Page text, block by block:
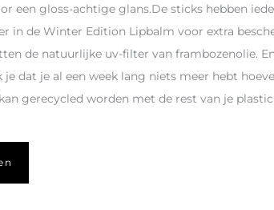
een gloss-achtige glans.De sticks hebben
in de Winter Edition Lipbalm voor extra
de natuurlijke uv-filter van frambozenolie.
dat je al een week lang niets meer hebt
gerecycled worden met de rest van je plastic